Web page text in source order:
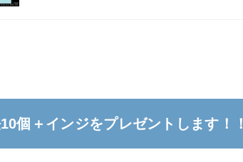
個＋インジをプレゼントします！！